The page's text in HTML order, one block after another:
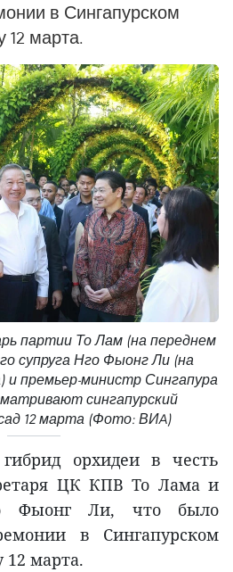
в Сингапурском
12 марта.
партии То Лам (на переднем
супруга Нго Фыонг Ли (на
и премьер-министр Сингапура
сингапурский
12 марта (Фото: ВИA)
орхидеи в честь
ЦК КПВ То Лама и
Фыонг Ли, что было
в Сингапурском
12 марта.